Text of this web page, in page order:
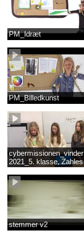
PM_Idræt
PM_Billedkunst
cybermissionen_vinder
2021_5. klasse, Zahles
gymnasieskole.mp4
stemmer v2